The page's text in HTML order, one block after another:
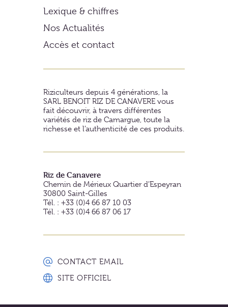
Lexique & chiffres
Nos Actualités
Accès et contact
Riziculteurs depuis 4 générations, la
SARL BENOIT RIZ DE CANAVERE vous
fait découvrir, à travers différentes
variétés de riz de Camargue, toute la
richesse et l’authenticité de ces produits.
Riz de Canavere
Chemin de Mérieux Quartier d'Espeyran
30800 Saint-Gilles
Tél. : +33 (0)4 66 87 10 03
Tél. : +33 (0)4 66 87 06 17
CONTACT EMAIL
SITE OFFICIEL